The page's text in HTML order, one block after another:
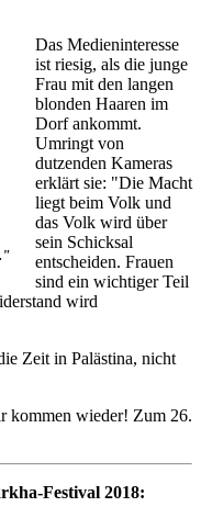
Das Medieninteresse
ist riesig, als die junge
Frau mit den langen
blonden Haaren im
Dorf ankommt.
Umringt von
dutzenden Kameras
erklärt sie: "Die Macht
liegt beim Volk und
das Volk wird über
sein Schicksal
entscheiden. Frauen
sind ein wichtiger Teil
wird
Zeit in Palästina, nicht
kommen wieder! Zum 26.
Festival 2018: